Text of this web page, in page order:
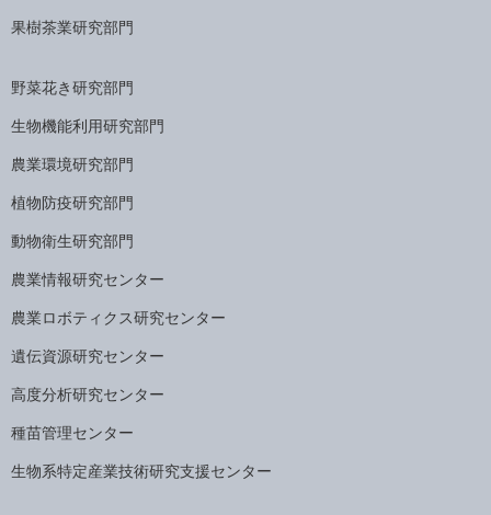
果樹茶業研究部門
野菜花き研究部門
生物機能利用研究部門
農業環境研究部門
植物防疫研究部門
動物衛生研究部門
農業情報研究センター
農業ロボティクス研究センター
遺伝資源研究センター
高度分析研究センター
種苗管理センター
生物系特定産業技術研究支援センター